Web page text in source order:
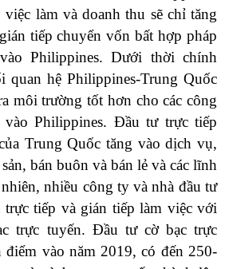
làm và doanh thu sẽ chỉ tăng
tiếp chuyển vốn bất hợp pháp
Philippines. Dưới thời chính
quan hệ Philippines-Trung Quốc
môi trường tốt hơn cho các công
Philippines. Đầu tư trực tiếp
Trung Quốc tăng vào dịch vụ,
bán buôn và bán lẻ và các lĩnh
nhiều công ty và nhà đầu tư
trực tiếp và gián tiếp làm việc với
trực tuyến. Đầu tư cờ bạc trực
điểm vào năm 2019, có đến 250-